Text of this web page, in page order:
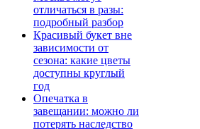
отличаться в разы:
подробный разбор
Красивый букет вне
зависимости от
сезона: какие цветы
доступны круглый
год
Опечатка в
завещании: можно ли
потерять наследство